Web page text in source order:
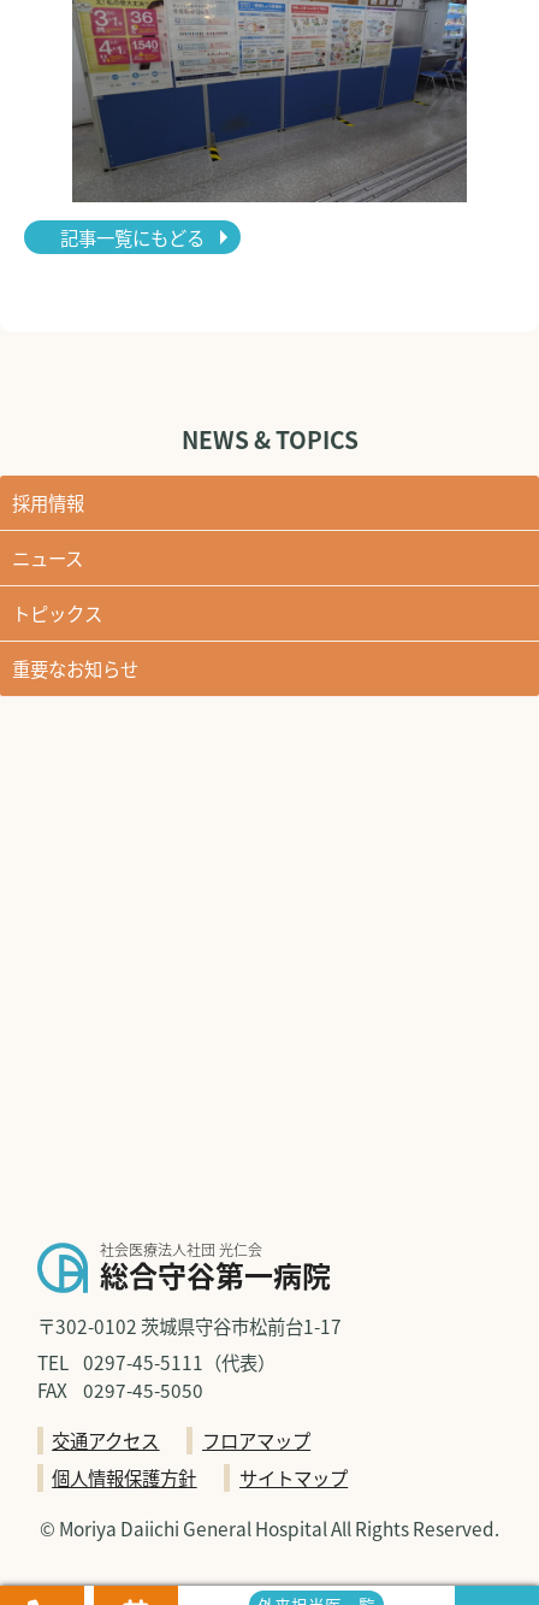
記事一覧にもどる
NEWS & TOPICS
採用情報
ニュース
トピックス
重要なお知らせ
社会医療法人社団 光仁会
総合守谷第一病院
〒302-0102 茨城県守谷市松前台1-17
TEL 0297-45-5111（代表）
FAX
0297-45-5050
交通アクセス
フロアマップ
個人情報保護方針
サイトマップ
© Moriya Daiichi General Hospital All Rights Reserved.